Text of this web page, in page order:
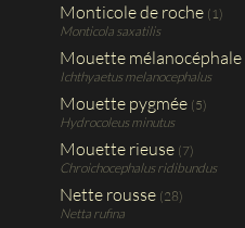
Monticole de roche (1)
Monticola saxatilis
Mouette mélanocéphale
Ichthyaetus melanocephalus
Mouette pygmée (5)
Hydrocoleus minutus
Mouette rieuse (7)
Chroichocephalus ridibundus
Nette rousse (28)
Netta rufina